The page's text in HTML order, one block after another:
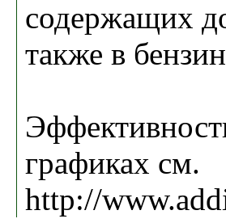
содержащих
также в
графиках см.
http://